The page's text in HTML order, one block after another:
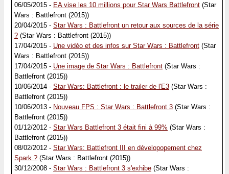
06/05/2015 - EA vise les 10 millions pour Star Wars Battlefront (Star
Wars : Battlefront (2015))
20/04/2015 - Star Wars : Battlefront un retour aux sources de la série
? (Star Wars : Battlefront (2015))
17/04/2015 - Une vidéo et des infos sur Star Wars : Battlefront (Star
Wars : Battlefront (2015))
17/04/2015 - Une image de Star Wars : Battlefront (Star Wars :
Battlefront (2015))
10/06/2014 - Star Wars: Battlefront : le trailer de l'E3 (Star Wars :
Battlefront (2015))
10/06/2013 - Nouveau FPS : Star Wars : Battlefront 3 (Star Wars :
Battlefront (2015))
01/12/2012 - Star Wars Battlefront 3 était fini à 99% (Star Wars :
Battlefront (2015))
08/02/2012 - Star Wars: Battlefront III en dévelopopement chez
Spark ? (Star Wars : Battlefront (2015))
30/12/2008 - Star Wars : Battlefront 3 s'exhibe (Star Wars :